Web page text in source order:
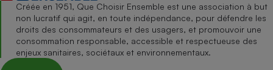
Créée en 1951, Que Choisir Ensemble est une association à but
non lucratif qui agit, en toute indépendance, pour défendre les
droits des consommateurs et des usagers, et promouvoir une
consommation responsable, accessible et respectueuse des
enjeux sanitaires, sociétaux et environnementaux.